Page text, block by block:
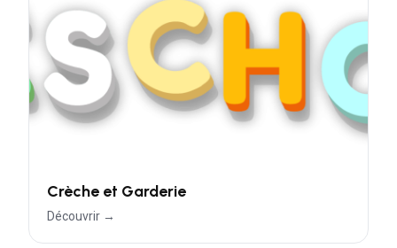
Crèche et Garderie
Découvrir →